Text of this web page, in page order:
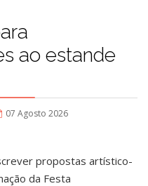
ao estande
07 Agosto 2026
propostas artístico-
da Festa